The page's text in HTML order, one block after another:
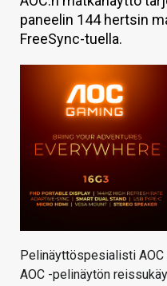
HINTA.FI
VAIHDA TEEMA
paneelin 144 hertsin
FreeSync-tuella.
Pelinäyttöspesialisti AOC
AOC -pelinäytön